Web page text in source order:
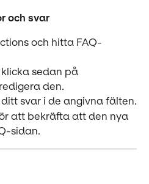
och svar
och hitta FAQ-
sedan på
den.
svar i de angivna fälten.
att bekräfta att den nya
sidan.